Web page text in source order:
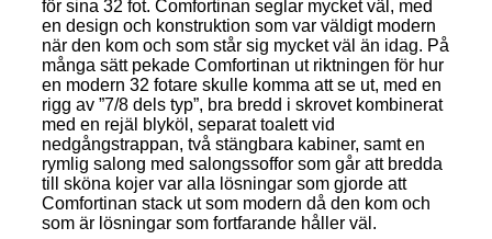
för sina 32 fot. Comfortinan seglar mycket väl, med
en design och konstruktion som var väldigt modern
när den kom och som står sig mycket väl än idag. På
många sätt pekade Comfortinan ut riktningen för hur
en modern 32 fotare skulle komma att se ut, med en
rigg av ”7/8 dels typ”, bra bredd i skrovet kombinerat
med en rejäl blyköl, separat toalett vid
nedgångstrappan, två stängbara kabiner, samt en
rymlig salong med salongssoffor som går att bredda
till sköna kojer var alla lösningar som gjorde att
Comfortinan stack ut som modern då den kom och
som är lösningar som fortfarande håller väl.